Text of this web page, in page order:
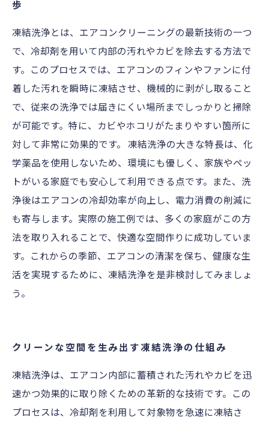
凍結洗浄で得られる健康的な生活空間とは
快適生活への第一歩！凍結洗浄でエアコンをリ
フレッシュ
歩
凍結洗浄とは、エアコンクリーニングの最新技術の一つ
で、冷却剤を用いて内部の汚れやカビを除去する方法で
す。このプロセスでは、エアコンのフィンやファンに付
着した汚れを瞬時に凍結させ、機械的に剥がし取ること
で、従来の洗浄では届きにくい場所までしっかりと掃除
が可能です。特に、カビやホコリがたまりやすい箇所に
対して非常に効果的です。 凍結洗浄の大きな特長は、化
学薬品を使用しないため、環境にも優しく、家族やペッ
トがいる家庭でも安心して利用できる点です。また、洗
浄後はエアコンの冷却効率が向上し、電力消費の削減に
も寄与します。実際の施工例では、多くの家庭がこの方
法を取り入れることで、快適な空間作りに成功していま
す。これからの季節、エアコンの清潔を保ち、健康な生
活を実現するために、凍結洗浄を是非検討してみましょ
う。
クリーンな空間を生み出す凍結洗浄の仕組み
凍結洗浄は、エアコン内部に蓄積された汚れやカビを迅
速かつ効果的に取り除くための革新的な技術です。この
プロセスは、冷却剤を利用して対象物を急速に凍結さ